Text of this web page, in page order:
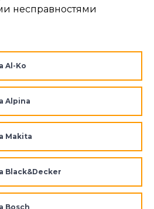
несправностями
Al-Ko
Alpina
Makita
Black&Decker
Bosch